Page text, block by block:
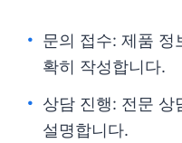
문의 접수: 제품 정
확히 작성합니다.
상담 진행: 전문 상
설명합니다.